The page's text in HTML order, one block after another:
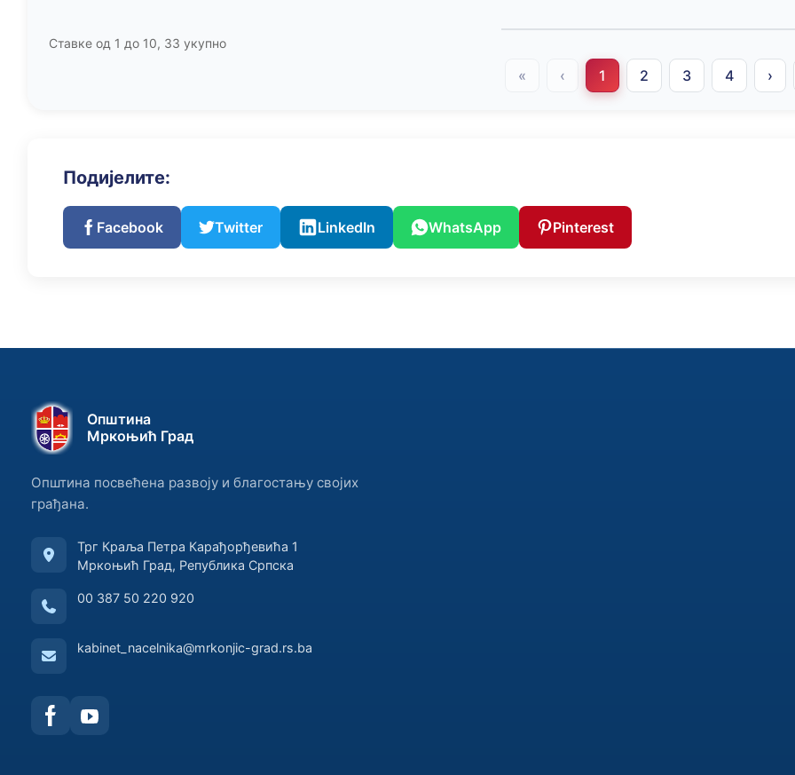
Ставке од 1 до 10, 33 укупно
« ‹ 1 2 3 4 ›
Подијелите:
Facebook Twitter LinkedIn WhatsApp Pinterest
Општина
Мркоњић Град
Општина посвећена развоју и благостању својих
грађана.
Трг Краља Петра Карађорђевића 1
Мркоњић Град, Република Српска
00 387 50 220 920
kabinet_nacelnika@mrkonjic-grad.rs.ba